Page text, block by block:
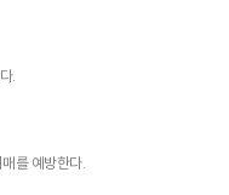
.
를 예방한다.